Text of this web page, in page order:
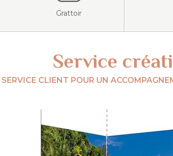
Grattoir
Service
CLIENT POUR UN